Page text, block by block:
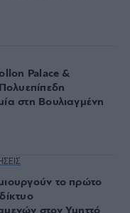
Palace &
στη Βουλιαγμένη
το πρώτο